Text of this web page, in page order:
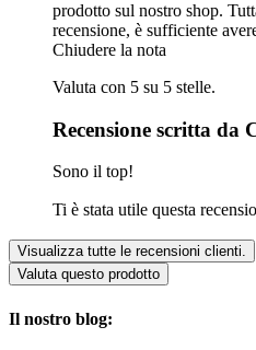
prodotto sul nostro shop.
recensione, è sufficiente
Chiudere la nota
Valuta con 5 su 5 stelle.
Recensione scritta da
Sono il top!
Ti è stata utile questa
Visualizza tutte le recensioni clienti.
Valuta questo prodotto
Il nostro blog: